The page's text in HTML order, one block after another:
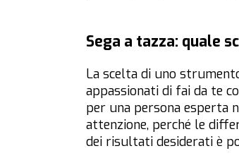
Sega a tazza: quale
La scelta di uno
appassionati di fai da te
per una persona esperta
attenzione, perché le
dei risultati desiderati è